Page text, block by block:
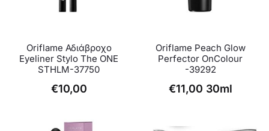
Oriflame Αδιάβροχο
Eyeliner Stylo The ONE
STHLM-37750
€10,00
Oriflame Peach Glow
Perfector OnColour
-39292
€11,00 30ml